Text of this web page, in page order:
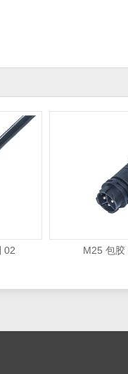
M25 包胶 自